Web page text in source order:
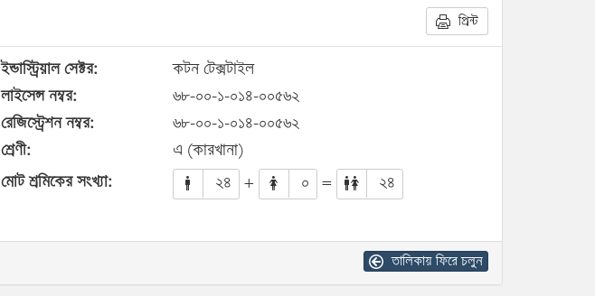
প্রিন্ট
ইন্ডাস্ট্রিয়াল সেক্টর:
কটন টেক্সটাইল
লাইসেন্স নম্বর:
৬৮-০০-১-০১৪-০০৫৬২
রেজিস্ট্রেশন নম্বর:
৬৮-০০-১-০১৪-০০৫৬২
শ্রেণী:
এ (কারখানা)
মোট শ্রমিকের সংখ্যা:
২৪ + ০ = ২৪
তালিকায় ফিরে চলুন